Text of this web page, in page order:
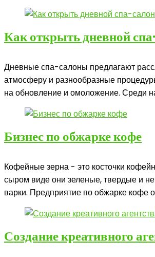
Как открыть дневной
Дневные спа-салоны предлагают
атмосферу и разнообразные
на обновление и омоложение. Среди
Бизнес по обжарке кофе
Кофейные зерна - это косточки
сыром виде они зеленые, твердые и
варки. Предприятие по обжарке кофе
Создание креативного